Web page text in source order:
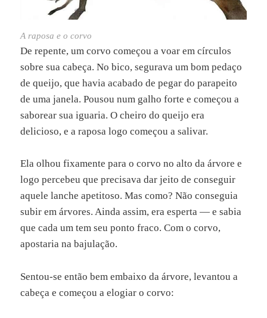
A raposa e o corvo
De repente, um corvo começou a voar em círculos
sobre sua cabeça. No bico, segurava um bom pedaço
de queijo, que havia acabado de pegar do parapeito
de uma janela. Pousou num galho forte e começou a
saborear sua iguaria. O cheiro do queijo era
delicioso, e a raposa logo começou a salivar.
Ela olhou fixamente para o corvo no alto da árvore e
logo percebeu que precisava dar jeito de conseguir
aquele lanche apetitoso. Mas como? Não conseguia
subir em árvores. Ainda assim, era esperta — e sabia
que cada um tem seu ponto fraco. Com o corvo,
apostaria na bajulação.
Sentou-se então bem embaixo da árvore, levantou a
cabeça e começou a elogiar o corvo: